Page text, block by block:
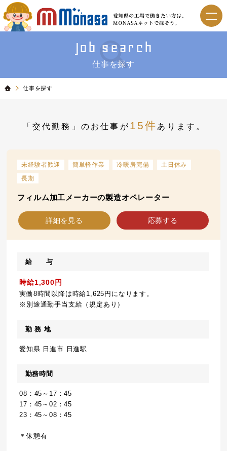
Job search
仕事を探す
仕事を探す
「交代勤務」のお仕事が 15件 あります。
未経験者歓迎 簡単軽作業 冷暖房完備
土日休み
長期
フィルム加工メーカーの製造オペレーター
詳細を見る 応募する
給 与
時給1,300円
実働8時間以降は時給1,625円になります。
※別途通勤手当支給（規定あり）
勤 務 地
愛知県 日進市 日進駅
勤務時間
08：45～17：45
17：45～02：45
23：45～08：45
＊休憩有